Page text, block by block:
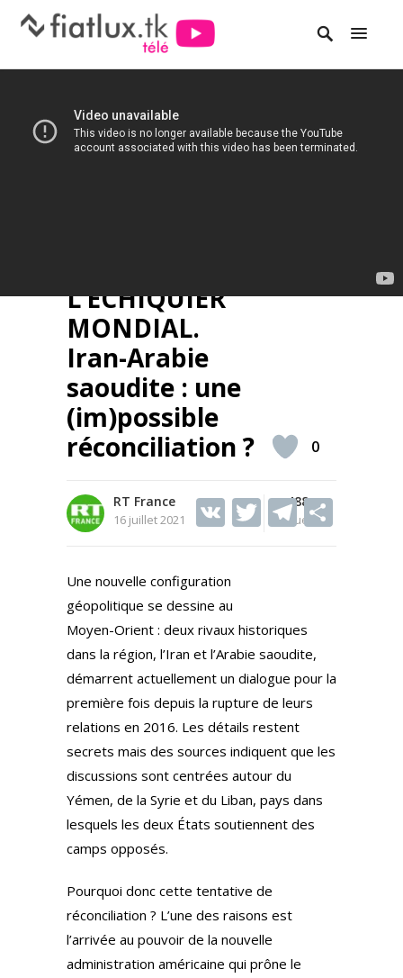
L’ECHIQUIER
MONDIAL.
Iran-Arabie
saoudite : une
(im)possible
réconciliation ?
RT France
16 juillet 2021
488
Vues
V T T
a
m
0
Une nouvelle configuration
géopolitique se dessine au
Moyen-Orient : deux rivaux historiques
dans la région, l’Iran et l’Arabie saoudite,
démarrent actuellement un dialogue pour la
première fois depuis la rupture de leurs
relations en 2016. Les détails restent
secrets mais des sources indiquent que les
discussions sont centrées autour du
Yémen, de la Syrie et du Liban, pays dans
lesquels les deux États soutiennent des
camps opposés.
Pourquoi donc cette tentative de
réconciliation ? L’une des raisons est
l’arrivée au pouvoir de la nouvelle
administration américaine qui prône le